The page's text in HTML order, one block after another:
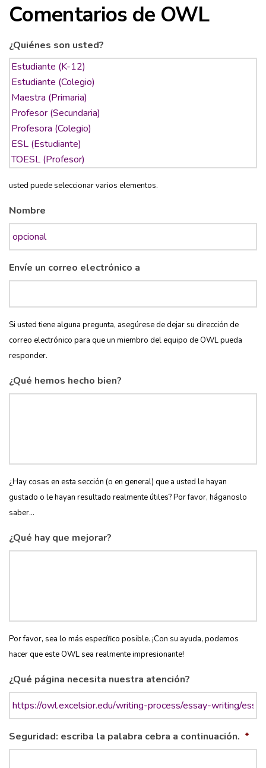
Comentarios de OWL
¿Quiénes son usted?
usted puede seleccionar varios elementos.
Nombre
Envíe un correo electrónico a
Si usted tiene alguna pregunta, asegúrese de dejar su dirección de
correo electrónico para que un miembro del equipo de OWL pueda
responder.
¿Qué hemos hecho bien?
¿Hay cosas en esta sección (o en general) que a usted le hayan
gustado o le hayan resultado realmente útiles? Por favor, háganoslo
saber...
¿Qué hay que mejorar?
Por favor, sea lo más específico posible. ¡Con su ayuda, podemos
hacer que este OWL sea realmente impresionante!
¿Qué página necesita nuestra atención?
Seguridad: escriba la palabra cebra a continuación. *